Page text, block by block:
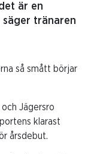
är en
tränaren
så smått börjar
och Jägersro
klarast
årsdebut.